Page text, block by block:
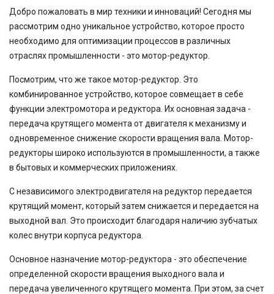
Добро пожаловать в мир техники и инноваций! Сегодня мы
рассмотрим одно уникальное устройство, которое просто
необходимо для оптимизации процессов в различных
отраслях промышленности - это мотор-редуктор.
Посмотрим, что же такое мотор-редуктор. Это
комбинированное устройство, которое совмещает в себе
функции электромотора и редуктора. Их основная задача -
передача крутящего момента от двигателя к механизму и
одновременное снижение скорости вращения вала. Мотор-
редукторы широко используются в промышленности, а также
в бытовых и коммерческих приложениях.
С независимого электродвигателя на редуктор передается
крутящий момент, который затем снижается и передается на
выходной вал. Это происходит благодаря наличию зубчатых
колес внутри корпуса редуктора.
Основное назначение мотор-редуктора - это обеспечение
определенной скорости вращения выходного вала и
передача увеличенного крутящего момента. При этом, за счет